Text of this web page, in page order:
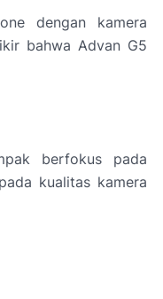
dengan kamera
bahwa Advan G5
berfokus pada
kualitas kamera